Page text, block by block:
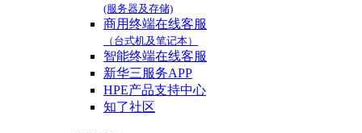
(服务器及存储)
商用终端在线客服
（台式机及笔记本）
智能终端在线客服
新华三服务APP
HPE产品支持中心
知了社区